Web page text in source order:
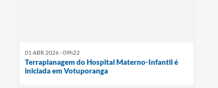
01 ABR 2026 - 09h22
Terraplanagem do Hospital Materno-Infantil é
iniciada em Votuporanga